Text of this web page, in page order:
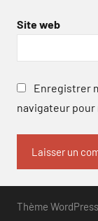
Site web
Enregistrer
navigateur pour
Thème